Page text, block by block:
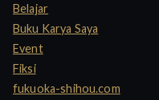
Belajar
Buku Karya Saya
Event
Fiksi
fukuoka-shihou.com